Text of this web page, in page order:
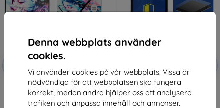
Denna webbplats använder
cookies.
Vi använder cookies på vår webbplats. Vissa är
nödvändiga för att webbplatsen ska fungera
korrekt, medan andra hjälper oss att analysera
trafiken och anpassa innehåll och annonser.
Rabatt
kupong
3mk Paper Feeling Protective
film for Apple iPad 5 2017
292 kr
kupong
3MK FlexibleGlass iPad 5 2017
AIR/AIR2 9,7 Hybrid Glass
203 kr